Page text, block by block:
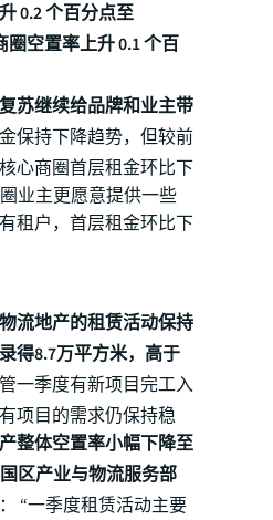
0.2 个百分点至
圈空置率上升 0.1 个百
苏继续给品牌和业主带
保持下降趋势，但较前
心商圈首层租金环比下
业主更愿意提供一些
租户，首层租金环比下
流地产的租赁活动保持
得8.7万平方米，高于
一季度有新项目完工入
项目的需求仍保持稳
整体空置率小幅下降至
区产业与物流服务部
“一季度租赁活动主要